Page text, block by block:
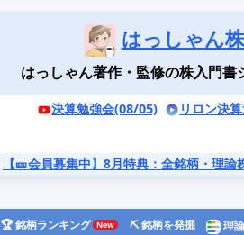
はっしゃん
はっしゃん著作・監修の株入門書
決算勉強会(08/05) リロン決
【🎫会員募集中】8月特典 ：全銘柄・理論
🏆 銘柄ランキング ⛏️ 銘柄を発掘 理